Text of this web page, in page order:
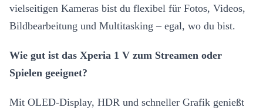
vielseitigen Kameras bist du flexibel für Fotos, Videos,
Bildbearbeitung und Multitasking – egal, wo du bist.
Wie gut ist das Xperia 1 V zum Streamen oder
Spielen geeignet?
Mit OLED-Display, HDR und schneller Grafik genießt